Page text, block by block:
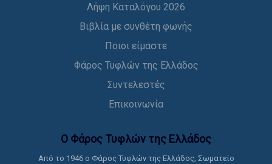
Λήψη Καταλόγου 2026
Βιβλία με συνθέτη φωνής
Ποιοι είμαστε
Φάρος Τυφλών της Ελλάδος
Συντελεστές
Επικοινωνία
Ο Φάρος Τυφλών της Ελλάδoς
Από το 1946 ο Φάρος Τυφλών της Ελλάδος, Σωματείο